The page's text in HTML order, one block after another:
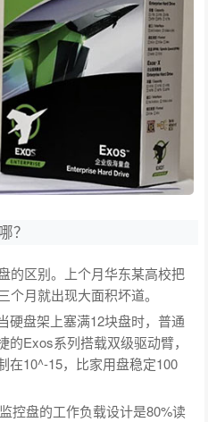
？
的区别。上个月华东某高校把
月就出现大面积坏道。
硬盘架上塞满12块盘时，普通
Exos系列搭载双级驱动臂，
在10^-15，比家用盘稳定100
控盘的工作负载设计是80%读